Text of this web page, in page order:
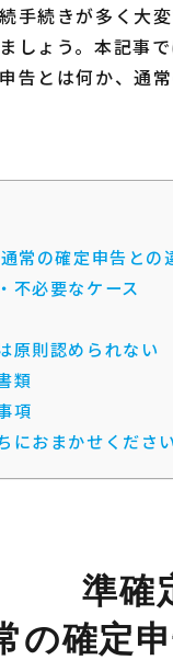
手続きが多く大
しょう。本記事
告とは何か、通
常の確定申告との
不必要なケース
原則認められない
類
項
におまかせくださ
準確
の確定